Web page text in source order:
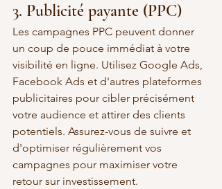
3. Publicité payante (PPC)
Les campagnes PPC peuvent donner
un coup de pouce immédiat à votre
visibilité en ligne. Utilisez Google Ads,
Facebook Ads et d'autres plateformes
publicitaires pour cibler précisément
votre audience et attirer des clients
potentiels. Assurez-vous de suivre et
d'optimiser régulièrement vos
campagnes pour maximiser votre
retour sur investissement.